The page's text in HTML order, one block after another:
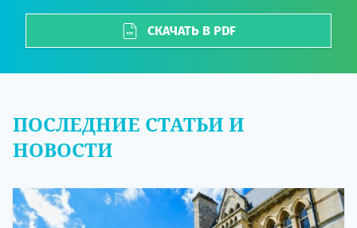
СКАЧАТЬ В PDF
ПОСЛЕДНИЕ СТАТЬИ И
НОВОСТИ